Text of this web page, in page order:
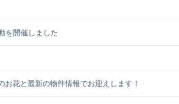
を開催しました
お花と最新の物件情報でお迎えします！